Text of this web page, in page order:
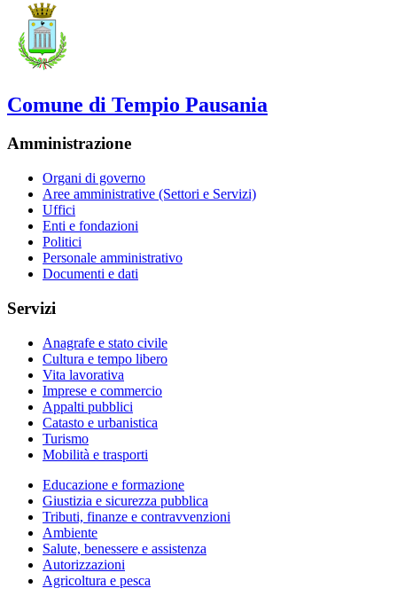
Comune di Tempio Pausania
Amministrazione
Organi di governo
Aree amministrative (Settori e Servizi)
Uffici
Enti e fondazioni
Politici
Personale amministrativo
Documenti e dati
Servizi
Anagrafe e stato civile
Cultura e tempo libero
Vita lavorativa
Imprese e commercio
Appalti pubblici
Catasto e urbanistica
Turismo
Mobilità e trasporti
Educazione e formazione
Giustizia e sicurezza pubblica
Tributi, finanze e contravvenzioni
Ambiente
Salute, benessere e assistenza
Autorizzazioni
Agricoltura e pesca